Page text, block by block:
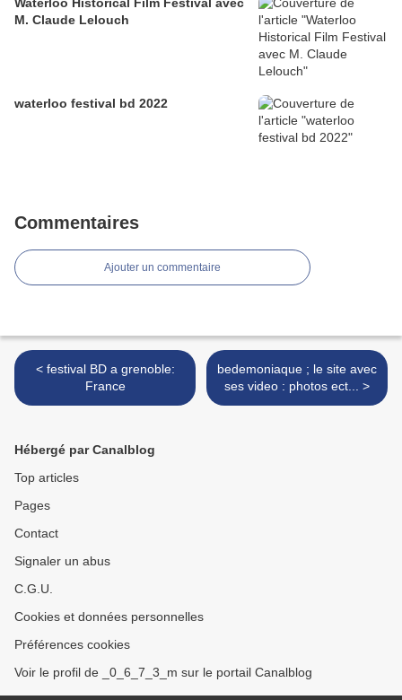
M. Claude Lelouch
waterloo festival bd 2022
Commentaires
Ajouter un commentaire
< festival BD a grenoble:
France
bedemoniaque ; le site avec
ses video : photos ect... >
Hébergé par Canalblog
Top articles
Pages
Contact
Signaler un abus
C.G.U.
Cookies et données personnelles
Préférences cookies
Voir le profil de _0_6_7_3_m sur le portail Canalblog